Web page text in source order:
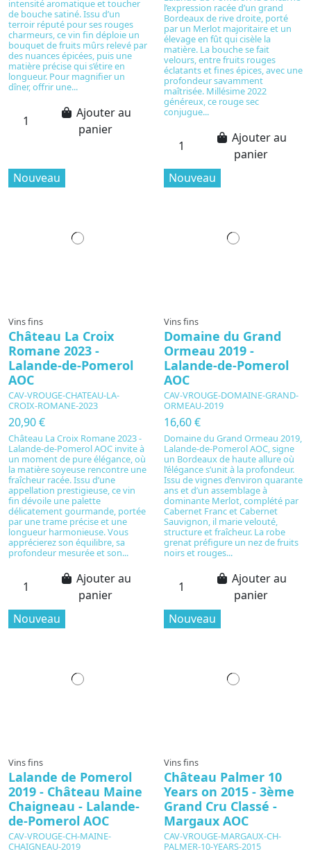
intensité aromatique et toucher
de bouche satiné. Issu d’un
terroir réputé pour ses rouges
charmeurs, ce vin fin déploie un
bouquet de fruits mûrs relevé par
des nuances épicées, puis une
matière précise qui s’étire en
longueur. Pour magnifier un
dîner, offrir une...
Ajouter au
panier
l’expression racée d’un grand
Bordeaux de rive droite, porté
par un Merlot majoritaire et un
élevage en fût qui cisèle la
matière. La bouche se fait
velours, entre fruits rouges
éclatants et fines épices, avec une
profondeur savamment
maîtrisée. Millésime 2022
généreux, ce rouge sec
conjugue...
Ajouter au
panier
Nouveau
Vins fins
Château La Croix
Romane 2023 -
Lalande-de-Pomerol
AOC
CAV-VROUGE-CHATEAU-LA-
CROIX-ROMANE-2023
20,90 €
Château La Croix Romane 2023 -
Lalande-de-Pomerol AOC invite à
un moment de pure élégance, où
la matière soyeuse rencontre une
fraîcheur racée. Issu d’une
appellation prestigieuse, ce vin
fin dévoile une palette
délicatement gourmande, portée
par une trame précise et une
longueur harmonieuse. Vous
apprécierez son équilibre, sa
profondeur mesurée et son...
Ajouter au
panier
Nouveau
Vins fins
Domaine du Grand
Ormeau 2019 -
Lalande-de-Pomerol
AOC
CAV-VROUGE-DOMAINE-GRAND-
ORMEAU-2019
16,60 €
Domaine du Grand Ormeau 2019,
Lalande-de-Pomerol AOC, signe
un Bordeaux de haute allure où
l’élégance s’unit à la profondeur.
Issu de vignes d’environ quarante
ans et d’un assemblage à
dominante Merlot, complété par
Cabernet Franc et Cabernet
Sauvignon, il marie velouté,
structure et fraîcheur. La robe
grenat préfigure un nez de fruits
noirs et rouges...
Ajouter au
panier
Nouveau
Vins fins
Lalande de Pomerol
2019 - Château Maine
Chaigneau - Lalande-
de-Pomerol AOC
CAV-VROUGE-CH-MAINE-
CHAIGNEAU-2019
Nouveau
Vins fins
Château Palmer 10
Years on 2015 - 3ème
Grand Cru Classé -
Margaux AOC
CAV-VROUGE-MARGAUX-CH-
PALMER-10-YEARS-2015